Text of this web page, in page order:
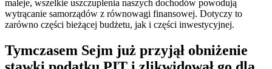
maleje, wszelkie uszczuplenia naszych dochodów powodują
wytrącanie samorządów z równowagi finansowej. Dotyczy to
zarówno części bieżącej budżetu, jak i części inwestycyjnej.
Tymczasem Sejm już przyjął obniżenie